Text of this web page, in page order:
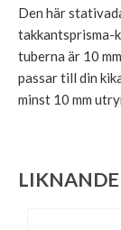
Den här
takkantsprisma-
tuberna är 10
passar till din
minst 10 mm